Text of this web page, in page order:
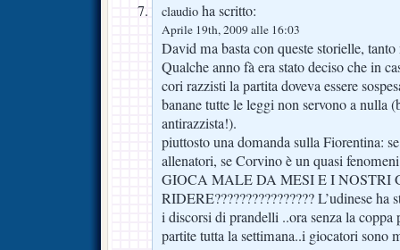
claudio ha scritto:
Aprile 19th, 2009 alle 16:03
David ma basta con queste storielle,
Qualche anno fà era stato deciso che in
cori razzisti la partita doveva essere
banane tutte le leggi non servono a nulla
antirazzista!).
piuttosto una domanda sulla Fiorentina:
allenatori, se Corvino è un quasi
GIOCA MALE DA MESI E I NOSTRI
RIDERE???????????????? L’udinese
i discorsi di prandelli ..ora senza la coppa
partite tutta la settimana..i giocatori